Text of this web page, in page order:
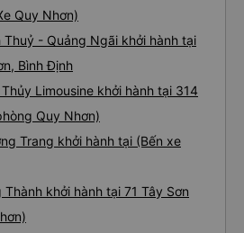
Quy Nhơn)
Thuỷ - Quảng Ngãi khởi hành tại
Bình Định
Limousine khởi hành tại 314
Quy Nhơn)
Trang khởi hành tại (Bến xe
Thành khởi hành tại 71 Tây Sơn